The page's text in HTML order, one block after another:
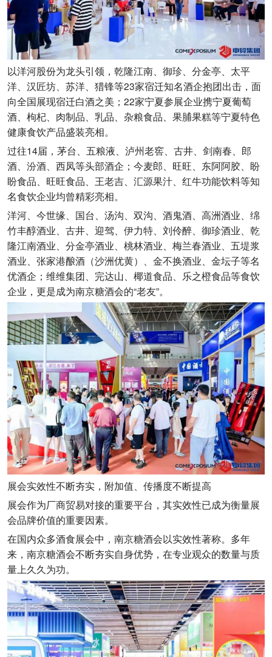
以洋河股份为龙头引领，乾隆江南、御珍、分金亭、太平
洋、汉匠坊、苏洋、猎锋等23家宿迁知名酒企抱团出击，面
向全国展现宿迁白酒之美；22家宁夏参展企业携宁夏葡萄
酒、枸杞、肉制品、乳品、杂粮食品、果脯果糕等宁夏特色
健康食饮产品盛装亮相。
过往14届，茅台、五粮液、泸州老窖、古井、剑南春、郎
酒、汾酒、西凤等头部酒企；今麦郎、旺旺、东阿阿胶、盼
盼食品、旺旺食品、王老吉、汇源果汁、红牛功能饮料等知
名食饮企业均曾精彩亮相。
洋河、今世缘、国台、汤沟、双沟、酒鬼酒、高洲酒业、绵
竹丰醇酒业、古井、迎驾、伊力特、刘伶醉、御珍酒业、乾
隆江南酒业、分金亭酒业、桃林酒业、梅兰春酒业、五堤浆
酒业、张家港酿酒（沙洲优黄）、金不换酒业、金坛子等名
优酒企；维维集团、完达山、椰道食品、乐之橙食品等食饮
企业，更是成为南京糖酒会的“老友”。
展会实效性不断夯实，附加值、传播度不断提高
展会作为厂商贸易对接的重要平台，其实效性已成为衡量展
会品牌价值的重要因素。
在国内众多酒食展会中，南京糖酒会以实效性著称。多年
来，南京糖酒会不断夯实自身优势，在专业观众的数量与质
量上久久为功。